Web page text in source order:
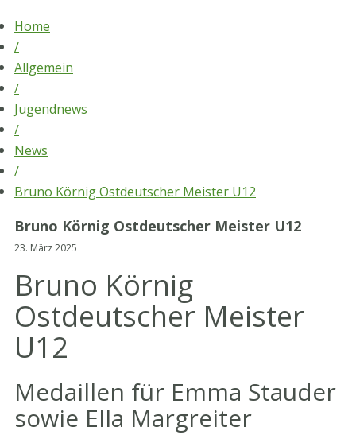
to
content
Home
/
Allgemein
/
Jugendnews
/
News
/
Bruno Körnig Ostdeutscher Meister U12
Bruno Körnig Ostdeutscher Meister U12
23. März 2025
Bruno Körnig
Ostdeutscher Meister
U12
Medaillen für Emma Stauder
sowie Ella Margreiter